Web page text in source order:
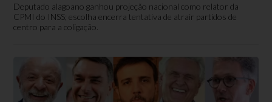
Deputado alagoano ganhou projeção nacional como relator da
CPMI do INSS; escolha encerra tentativa de atrair partidos de
centro para a coligação.